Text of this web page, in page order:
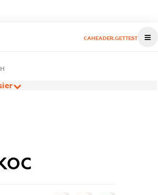
CAHEADER.GETTEST